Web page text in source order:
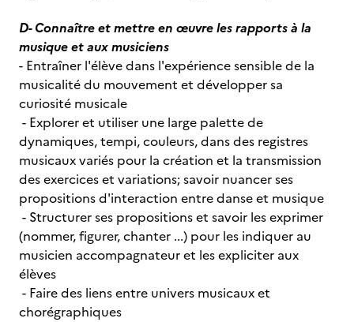
D- Connaître et mettre en œuvre les rapports à la
musique et aux musiciens
- Entraîner l'élève dans l'expérience sensible de la
musicalité du mouvement et développer sa
curiosité musicale
- Explorer et utiliser une large palette de
dynamiques, tempi, couleurs, dans des registres
musicaux variés pour la création et la transmission
des exercices et variations; savoir nuancer ses
propositions d'interaction entre danse et musique
- Structurer ses propositions et savoir les exprimer
(nommer, figurer, chanter ...) pour les indiquer au
musicien accompagnateur et les expliciter aux
élèves
- Faire des liens entre univers musicaux et
chorégraphiques